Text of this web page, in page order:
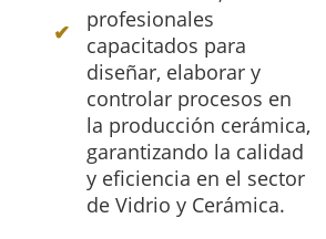
profesionales
capacitados para
diseñar, elaborar y
controlar procesos en
la producción cerámica,
garantizando la calidad
y eficiencia en el sector
de Vidrio y Cerámica.